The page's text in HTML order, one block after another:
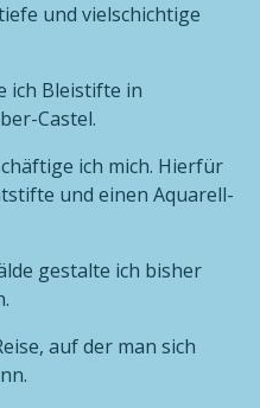
und vielschichtige
ich Bleistifte in
Castel.
ich mich. Hierfür
und einen Aquarell-
gestalte ich bisher
auf der man sich